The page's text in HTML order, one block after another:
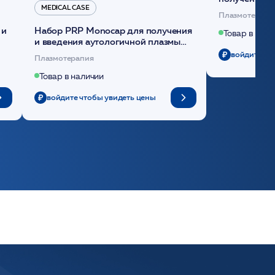
MEDICAL CASE
Набор PRP Monocap для получения
и введения аутологичной плазмы
Плазмотерапия
Товар в наличии
войдите чтобы увидеть цены
Товар в
войдите